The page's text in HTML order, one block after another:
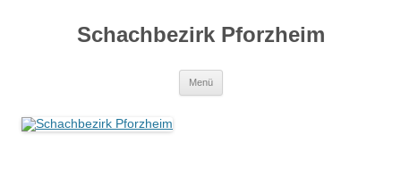
Schachbezirk Pforzheim
Menü